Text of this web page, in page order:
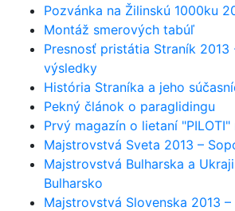
Pozvánka na Žilinskú 1000ku
Montáž smerových tabúľ
Presnosť pristátia Straník
výsledky
História Straníka a jeho
Pekný článok o paraglidingu
Prvý magazín o lietaní "PILOTI"
Majstrovstvá Sveta 2013 –
Majstrovstvá Bulharska a
Bulharsko
Majstrovstvá Slovenska 2013